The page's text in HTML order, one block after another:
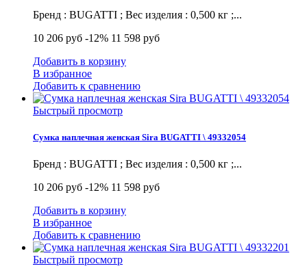
Бренд : BUGATTI ; Вес изделия : 0,500 кг ;...
10 206 руб -12% 11 598 руб
Добавить в корзину
В избранное
Добавить к сравнению
Быстрый просмотр
Сумка наплечная женская Sira BUGATTI \ 49332054
Бренд : BUGATTI ; Вес изделия : 0,500 кг ;...
10 206 руб -12% 11 598 руб
Добавить в корзину
В избранное
Добавить к сравнению
Быстрый просмотр